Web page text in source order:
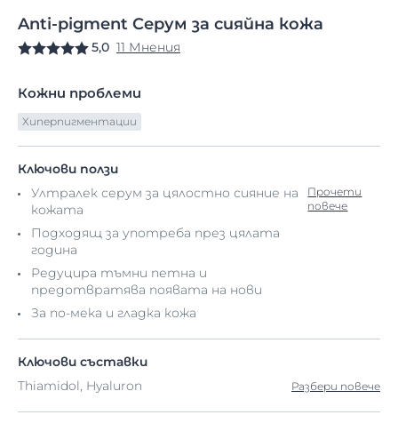
Anti-pigment Серум за сияйна кожа
5,0 11 Мнения
Кожни проблеми
Хиперпигментации
Ключови ползи
Ултралек серум за цялостно сияние на
кожата
Подходящ за употреба през цялата
година
Редуцира тъмни петна и
предотвратява появата на нови
За по-мека и гладка кожа
Прочети
повече
Ключови съставки
Thiamidol, Hyaluron
Разбери повече